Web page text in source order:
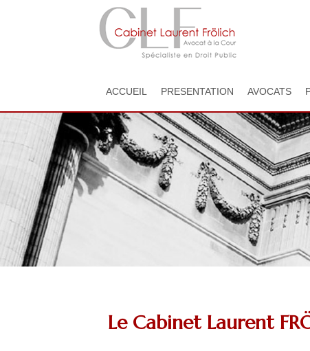
ACCUEIL PRESENTATION AVOCATS
​Le Cabinet Laurent